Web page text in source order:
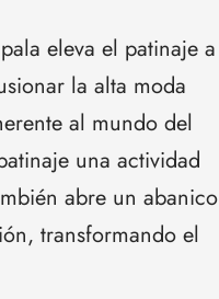
eleva el patinaje a
la alta moda
al mundo del
una actividad
abre un abanico
transformando el